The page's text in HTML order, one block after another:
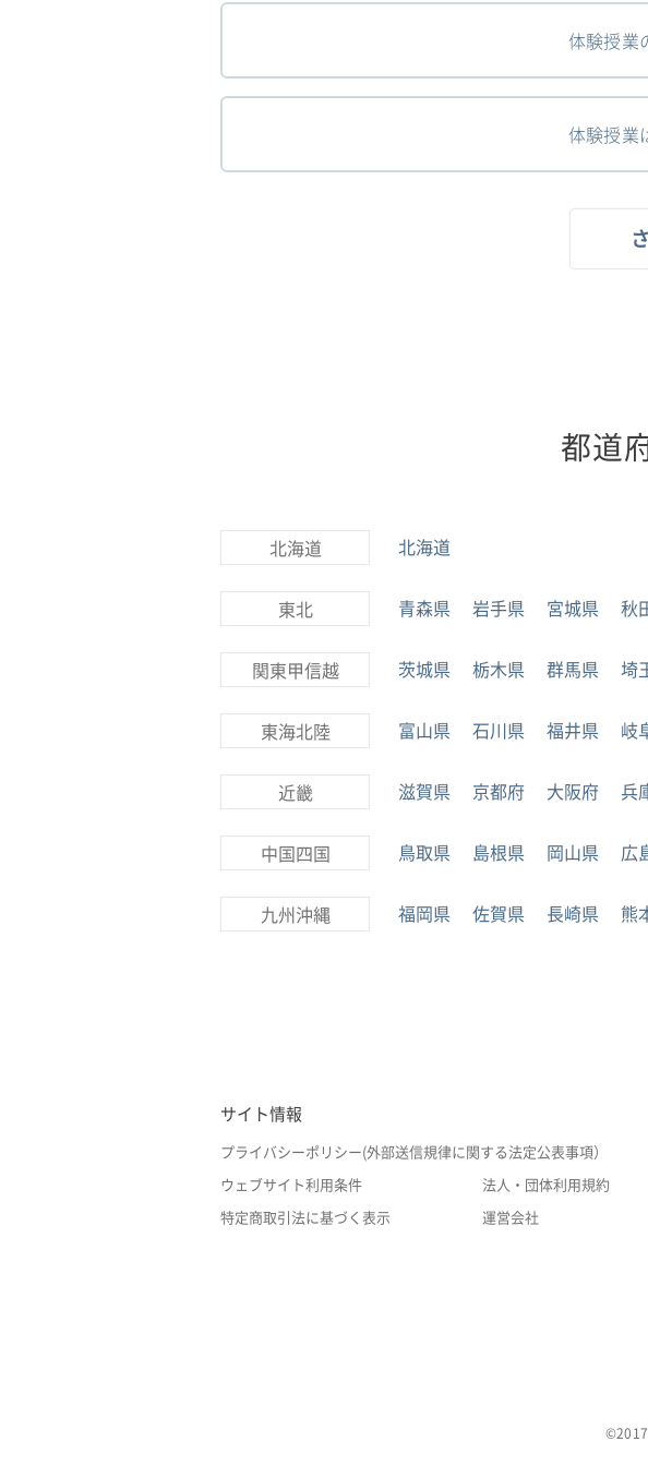
体験授業
体験授業
都道
北海道 北海道
東北 青森県 岩手県 宮城県 秋
関東甲信越 茨城県 栃木県 群馬県 埼
東海北陸 富山県 石川県 福井県 岐
近畿 滋賀県 京都府 大阪府 兵
中国四国 鳥取県 島根県 岡山県 広
九州沖縄 福岡県 佐賀県 長崎県 熊
サイト情報
プライバシーポリシー(外部送信規律に関する法定公表事項）
ウェブサイト利用条件 法人・団体利用規約
特定商取引法に基づく表示 運営会社